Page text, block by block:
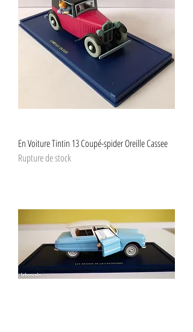
En Voiture Tintin 13 Coupé-spider Oreille Cassee
Rupture de stock